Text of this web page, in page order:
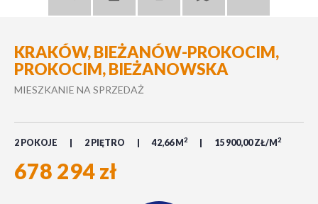
KRAKÓW, BIEŻANÓW-PROKOCIM,
PROKOCIM, BIEŻANOWSKA
MIESZKANIE NA SPRZEDAŻ
2 POKOJE 2 PIĘTRO 42,66 M 2 15 900,00 ZŁ/M 2
678 294 zł